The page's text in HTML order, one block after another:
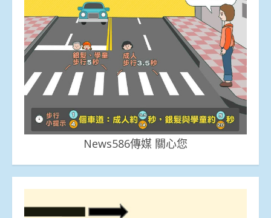
News586傳媒 關心您